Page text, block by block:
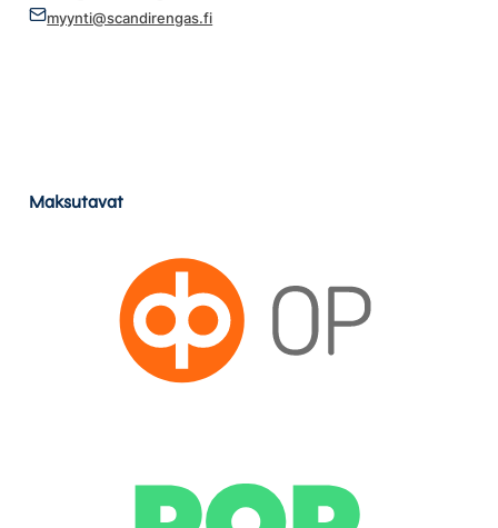
myynti@scandirengas.fi
Maksutavat